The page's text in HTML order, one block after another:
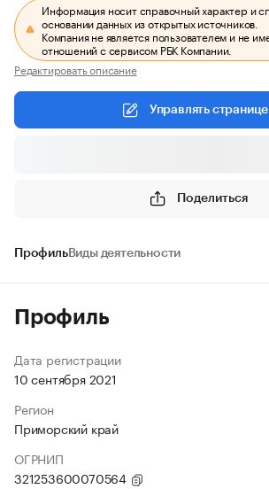
Информация носит справочный характер и
основании данных из открытых источников.
Компания не является пользователем и не
отношений с сервисом РБК Компании.
Редактировать описание
Управлять
Поделиться
ПрофильВиды деятельности
Профиль
Дата регистрации
10 сентября 2021
Регион
Приморский край
ОГРНИП
321253600070564